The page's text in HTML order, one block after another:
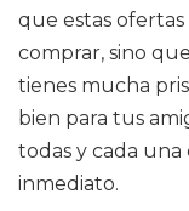
que estas
comprar, sino
tienes mucha
bien para tus
todas y cada una
inmediato.